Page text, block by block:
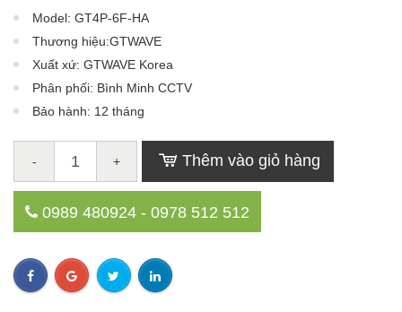
Model: GT4P-6F-HA
Thương hiệu:GTWAVE
Xuất xứ: GTWAVE Korea
Phân phối: Bình Minh CCTV
Bảo hành: 12 tháng
- + Thêm vào giỏ hàng
0989 480924 - 0978 512 512